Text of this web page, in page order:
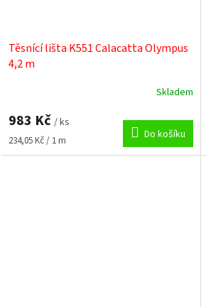
Těsnící lišta K551 Calacatta Olympus
4,2 m
Skladem
983 Kč / ks
Měrná
cena:
234,05 Kč / 1 m Do košíku